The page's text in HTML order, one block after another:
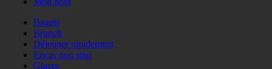
Bagels
Brunch
Déjeuner rapidement
Encas non stop
Glaces